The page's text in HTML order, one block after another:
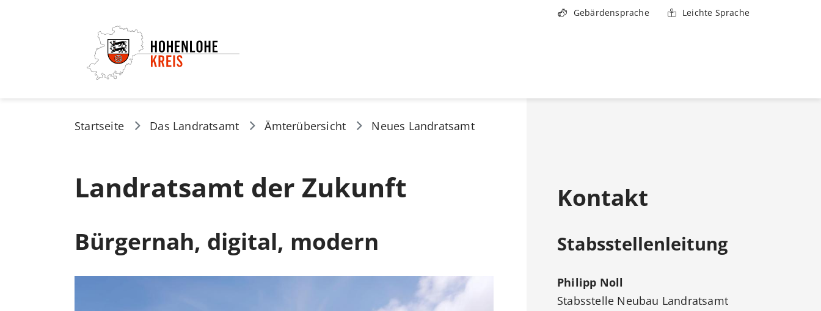
Gebärdensprache Leichte Sprache
Startseite Das Landratsamt Ämterübersicht Neues Landratsamt
Landratsamt der Zukunft
Bürgernah, digital, modern
Kontakt
Stabsstellenleitung
Philipp Noll
Stabsstelle Neubau Landratsamt